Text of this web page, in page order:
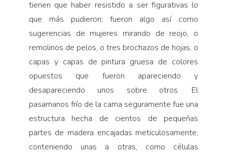
tienen que haber resistido a ser figurativas lo
que más pudieron; fueron algo así como
sugerencias de mujeres mirando de reojo, o
remolinos de pelos, o tres brochazos de hojas, o
capas y capas de pintura gruesa de colores
opuestos que fueron apareciendo y
desapareciendo unos sobre otros. El
pasamanos frío de la cama seguramente fue una
estructura hecha de cientos de pequeñas
partes de madera encajadas meticulosamente,
conteniendo unas a otras, como células